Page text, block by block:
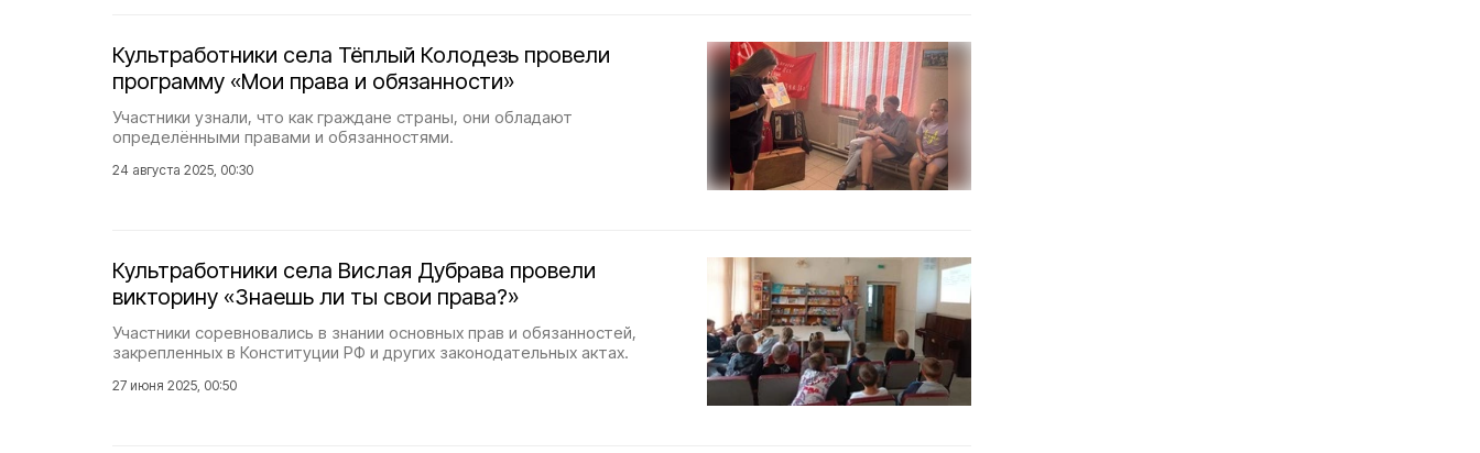
Культработники села Тёплый Колодезь провели
программу «Мои права и обязанности»
Участники узнали, что как граждане страны, они обладают
определёнными правами и обязанностями.
24 августа 2025, 00:30
Культработники села Вислая Дубрава провели
викторину «Знаешь ли ты свои права?»
Участники соревновались в знании основных прав и обязанностей,
закрепленных в Конституции РФ и других законодательных актах.
27 июня 2025, 00:50